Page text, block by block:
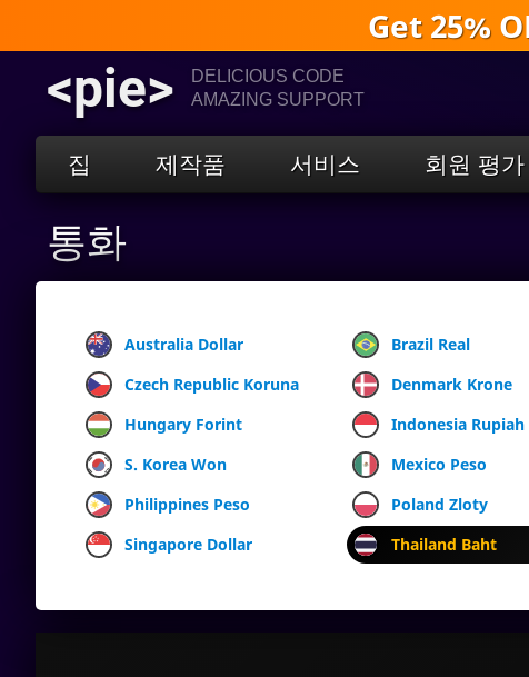
Get 25%
<pie>
DELICIOUS CODE
AMAZING SUPPORT
집 제작품 서비스 회원 평가
통화
Australia Dollar Brazil Real
Czech Republic Koruna
Denmark Krone
Hungary Forint
Indonesia Rupiah
S. Korea Won
Mexico Peso
Philippines Peso
Poland Zloty
Singapore Dollar
Thailand Baht